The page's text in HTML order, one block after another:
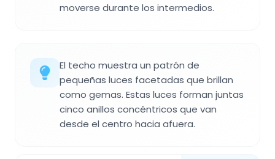
moverse durante los intermedios.
El techo muestra un patrón de
pequeñas luces facetadas que brillan
como gemas. Estas luces forman juntas
cinco anillos concéntricos que van
desde el centro hacia afuera.